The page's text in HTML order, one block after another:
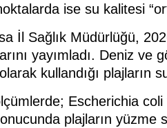
ise su kalitesi
İl Sağlık Müdürlüğü,
yayımladı. Deniz ve
kullandığı plajların
Escherichia
plajların yüzme